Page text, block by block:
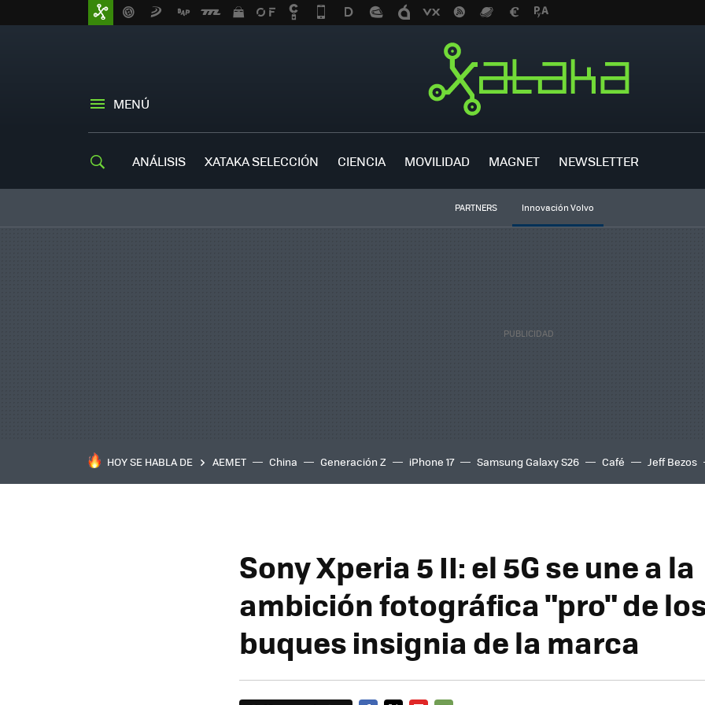
MENÚ
ANÁLISIS XATAKA SELECCIÓN CIENCIA MOVILIDAD MAGNET NEWSLETTER
PARTNERS Innovación Volvo
HOY SE HABLA DE AEMET China Generación Z iPhone 17 Samsung Galaxy S26 Café Jeff Bezos
Sony Xperia 5 II: el 5G se une a la
ambición fotográfica "pro" de
buques insignia de la marca